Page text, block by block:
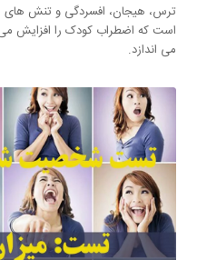
ترس، هیجان، افسردگی و تنش های
است که اضطراب کودک را افزایش می
می اندازد.